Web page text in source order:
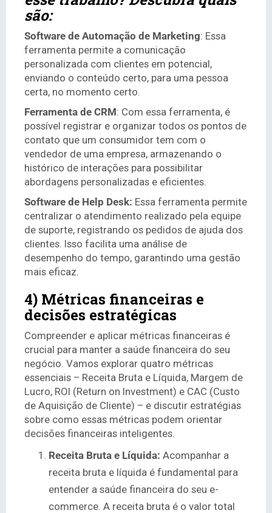
são:
Software de Automação de Marketing: Essa
ferramenta permite a comunicação
personalizada com clientes em potencial,
enviando o conteúdo certo, para uma pessoa
certa, no momento certo.
Ferramenta de CRM: Com essa ferramenta, é
possível registrar e organizar todos os pontos de
contato que um consumidor tem com o
vendedor de uma empresa, armazenando o
histórico de interações para possibilitar
abordagens personalizadas e eficientes.
Software de Help Desk: Essa ferramenta permite
centralizar o atendimento realizado pela equipe
de suporte, registrando os pedidos de ajuda dos
clientes. Isso facilita uma análise de
desempenho do tempo, garantindo uma gestão
mais eficaz.
4) Métricas financeiras e
decisões estratégicas
Compreender e aplicar métricas financeiras é
crucial para manter a saúde financeira do seu
negócio. Vamos explorar quatro métricas
essenciais – Receita Bruta e Líquida, Margem de
Lucro, ROI (Return on Investment) e CAC (Custo
de Aquisição de Cliente) – e discutir estratégias
sobre como essas métricas podem orientar
decisões financeiras inteligentes.
Receita Bruta e Líquida: Acompanhar a
receita bruta e líquida é fundamental para
entender a saúde financeira do seu e-
commerce. A receita bruta é o valor total